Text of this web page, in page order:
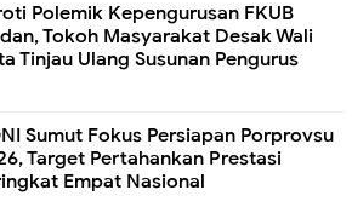
Polemik Kepengurusan FKUB
Tokoh Masyarakat Desak Wali
Tinjau Ulang Susunan Pengurus
Sumut Fokus Persiapan Porprovsu
Target Pertahankan Prestasi
Empat Nasional